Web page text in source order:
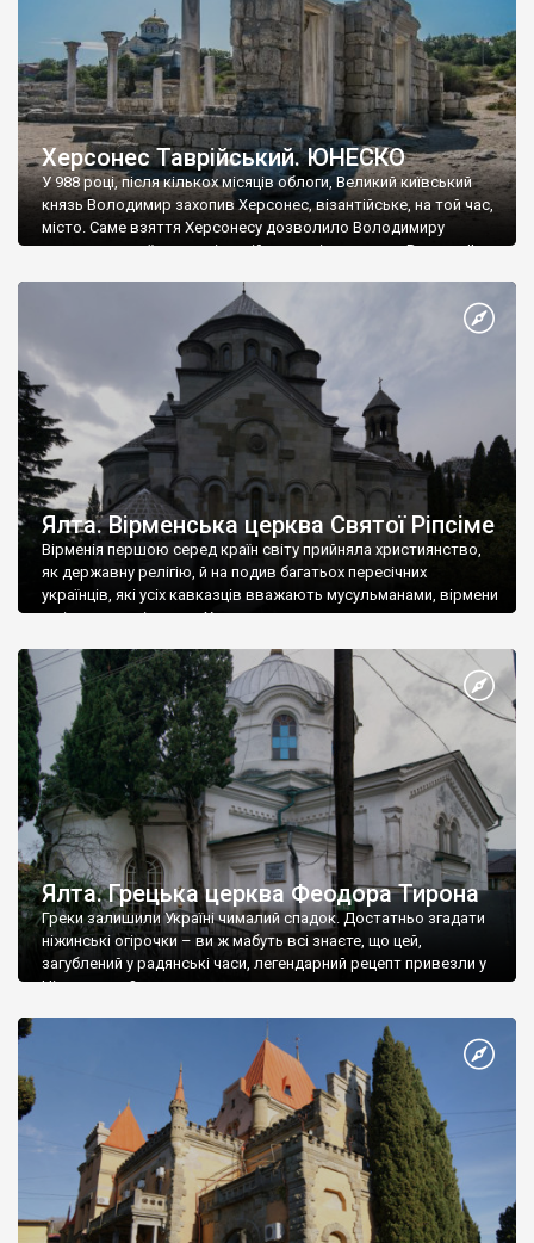
Херсонес Таврійський. ЮНЕСКО
У 988 році, після кількох місяців облоги, Великий київський
князь Володимир захопив Херсонес, візантійське, на той час,
місто. Саме взяття Херсонесу дозволило Володимиру
диктувати свої умови візантійському імператору Василю ІІ, та
Херсонесі Володимир-язичник, став Василем-християнином.
А потім було Хрещення Русі. На честь Херсонесу Таврійського
Ялта. Вірменська церква Святої Ріпсіме
Вірменія першою серед країн світу прийняла християнство,
як державну релігію, й на подив багатьох пересічних
українців, які усіх кавказців вважають мусульманами, вірмени
є відданими вірянами Христа
Ялта. Грецька церква Феодора Тирона
Греки залишили Україні чималий спадок. Достатньо згадати
ніжинські огірочки – ви ж мабуть всі знаєте, що цей,
загублений у радянські часи, легендарний рецепт привезли у
Ніжин греки?